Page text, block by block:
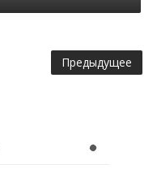
Предыдущее